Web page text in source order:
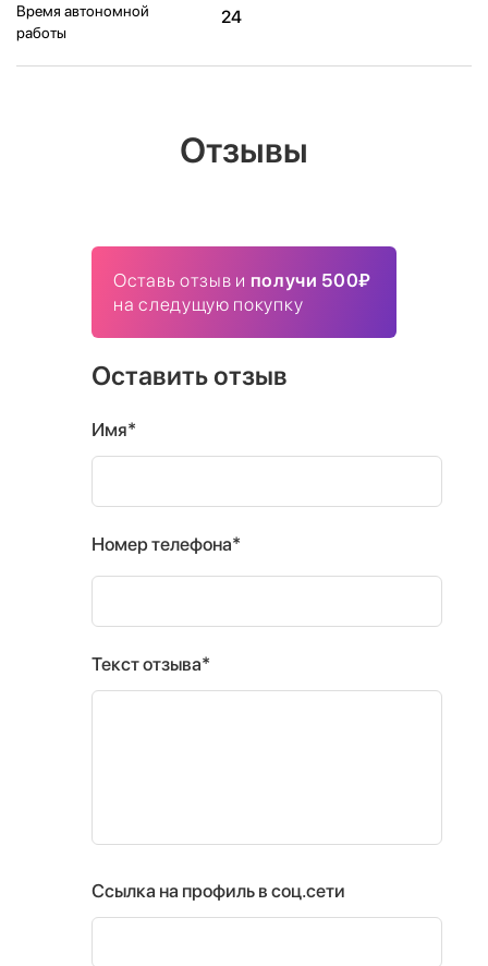
Время автономной
работы
24
Отзывы
Оставь отзыв и получи 500₽
на следущую покупку
Оставить отзыв
Имя*
Номер телефона*
Текст отзыва*
Ссылка на профиль в соц.сети